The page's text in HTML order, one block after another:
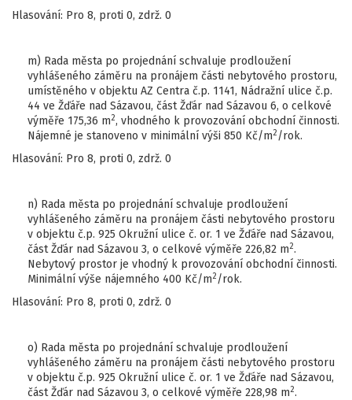
Hlasování: Pro 8, proti 0, zdrž. 0
m) Rada města po projednání schvaluje prodloužení
vyhlášeného záměru na pronájem části nebytového prostoru,
umístěného v objektu AZ Centra č.p. 1141, Nádražní ulice č.p.
44 ve Žďáře nad Sázavou, část Žďár nad Sázavou 6, o celkové
výměře 175,36 m2, vhodného k provozování obchodní činnosti.
Nájemné je stanoveno v minimální výši 850 Kč/m2 /rok.
Hlasování: Pro 8, proti 0, zdrž. 0
n) Rada města po projednání schvaluje prodloužení
vyhlášeného záměru na pronájem části nebytového prostoru
v objektu č.p. 925 Okružní ulice č. or. 1 ve Žďáře nad Sázavou,
část Žďár nad Sázavou 3, o celkové výměře 226,82 m2.
Nebytový prostor je vhodný k provozování obchodní činnosti.
Minimální výše nájemného 400 Kč/m2 /rok.
Hlasování: Pro 8, proti 0, zdrž. 0
o) Rada města po projednání schvaluje prodloužení
vyhlášeného záměru na pronájem části nebytového prostoru
v objektu č.p. 925 Okružní ulice č. or. 1 ve Žďáře nad Sázavou,
část Žďár nad Sázavou 3, o celkové výměře 228,98 m2.